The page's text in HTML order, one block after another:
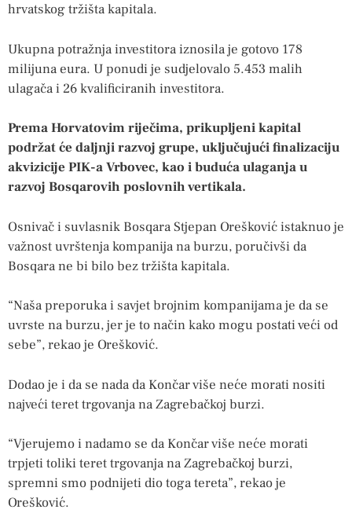
hrvatskog tržišta kapitala.
Ukupna potražnja investitora iznosila je gotovo 178
milijuna eura. U ponudi je sudjelovalo 5.453 malih
ulagača i 26 kvalificiranih investitora.
Prema Horvatovim riječima, prikupljeni kapital
podržat će daljnji razvoj grupe, uključujući finalizaciju
akvizicije PIK-a Vrbovec, kao i buduća ulaganja u
razvoj Bosqarovih poslovnih vertikala.
Osnivač i suvlasnik Bosqara Stjepan Orešković istaknuo je
važnost uvrštenja kompanija na burzu, poručivši da
Bosqara ne bi bilo bez tržišta kapitala.
“Naša preporuka i savjet brojnim kompanijama je da se
uvrste na burzu, jer je to način kako mogu postati veći od
sebe”, rekao je Orešković.
Dodao je i da se nada da Končar više neće morati nositi
najveći teret trgovanja na Zagrebačkoj burzi.
“Vjerujemo i nadamo se da Končar više neće morati
trpjeti toliki teret trgovanja na Zagrebačkoj burzi,
spremni smo podnijeti dio toga tereta”, rekao je
Orešković.